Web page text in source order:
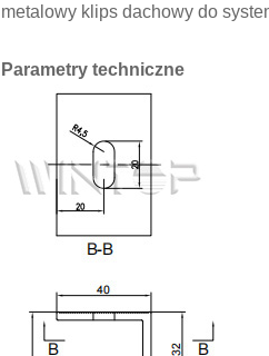
metalowy klips dachowy do
Parametry techniczne